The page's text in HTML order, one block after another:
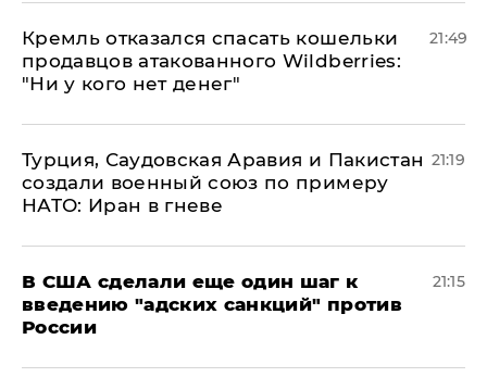
Кремль отказался спасать кошельки
продавцов атакованного Wildberries:
"Ни у кого нет денег"
21:49
Турция, Саудовская Аравия и Пакистан
создали военный союз по примеру
НАТО: Иран в гневе
21:19
В США сделали еще один шаг к
введению "адских санкций" против
России
21:15